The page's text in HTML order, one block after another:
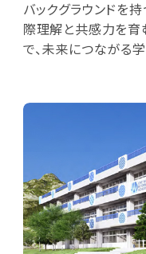
バックグラウンドを
際理解と共感力を育
で、未来につながる